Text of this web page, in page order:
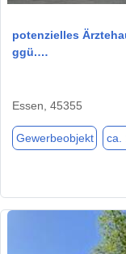
potenzielles
ggü.…
Essen, 45355
Gewerbeobjekt ca.